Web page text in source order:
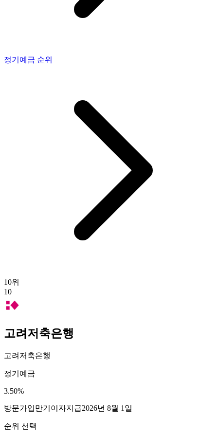
정기예금 순위
10위
10
고려저축은행
고려저축은행
정기예금
3.50%
방문가입만기이자지급2026년 8월 1일
순위 선택